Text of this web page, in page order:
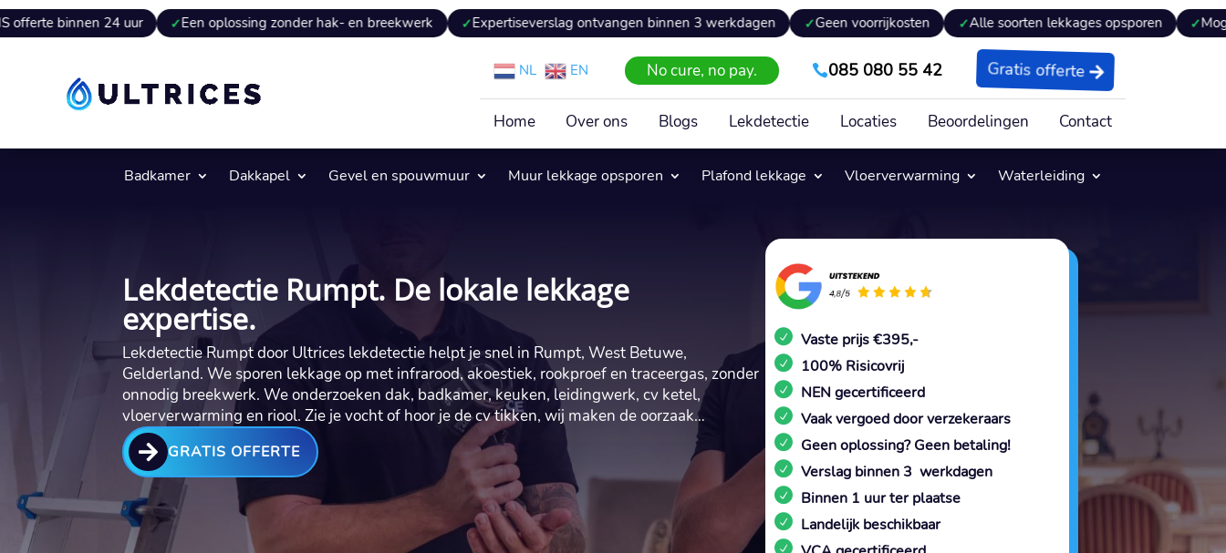
24 uur Een oplossing zonder hak- en breekwerk Expertiseverslag ontvangen binnen 3 werkdagen Geen voorrijkosten Alle soorten lekkages opsporen Mogelijkheden
NL EN No cure, no pay. 085 080 55 42 Gratis offerte
Home Over ons Blogs Lekdetectie Locaties Beoordelingen Contact
Badkamer Dakkapel Gevel en spouwmuur Muur lekkage opsporen Plafond lekkage Vloerverwarming Waterleiding
Lekdetectie Rumpt. De lokale lekkage
expertise.
Lekdetectie Rumpt door Ultrices lekdetectie helpt je snel in Rumpt, West Betuwe,
Gelderland.​ We sporen lekkage op met infrarood, akoestiek, rookproef en traceergas, zonder
onnodig breekwerk.​ We onderzoeken dak, badkamer, keuken, leidingwerk, cv ketel,
vloerverwarming en riool.​ Zie je vocht of hoor je de cv tikken, wij maken de oorzaak…
 GRATIS OFFERTE
Vaste prijs €395,-
100% Risicovrij
NEN gecertificeerd
Vaak vergoed door verzekeraars
Geen oplossing? Geen betaling!
Verslag binnen 3 werkdagen
Binnen 1 uur ter plaatse
Landelijk beschikbaar